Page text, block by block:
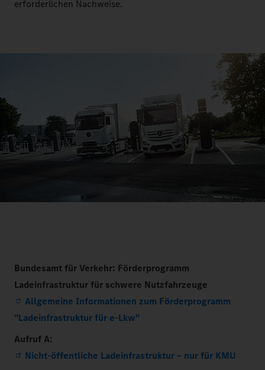
erforderlichen Nachweise.
Bundesamt für Verkehr: Förderprogramm
Ladeinfrastruktur für schwere Nutzfahrzeuge
Allgemeine Informationen zum Förderprogramm
"Ladeinfrastruktur für e-Lkw"
Aufruf A:
Nicht-öffentliche Ladeinfrastruktur – nur für KMU